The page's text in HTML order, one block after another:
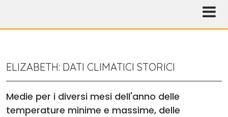
ELIZABETH: DATI CLIMATICI STORICI
Medie per i diversi mesi dell'anno delle
temperature minime e massime, delle